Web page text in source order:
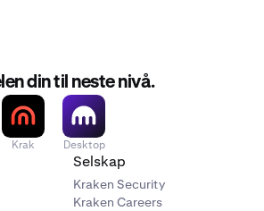
din til neste nivå.
Krak Desktop
Selskap
Kraken Security
Kraken Careers